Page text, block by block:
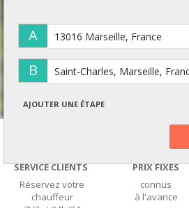
A
B
AJOUTER UNE ÉTAPE
SERVICE CLIENTS
Réservez votre
chauffeur
PRIX FIXES
connus
à l'avance